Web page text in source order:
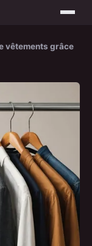
vêtements grâce